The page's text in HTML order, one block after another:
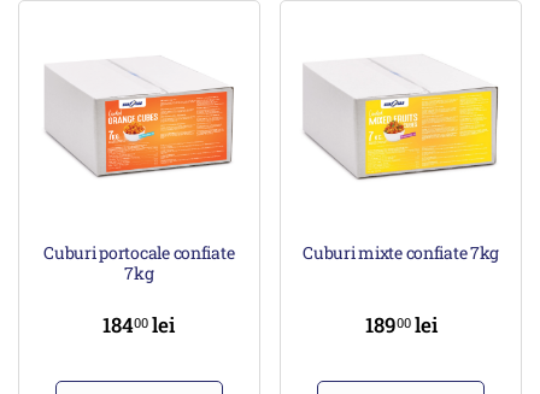
Cuburi portocale confiate
7kg
18400lei
Cuburi mixte confiate 7kg
18900 lei